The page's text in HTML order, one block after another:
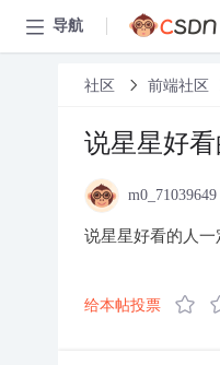
导航
社区 前端社区
说星星好
m0_71039649
说星星好看的人
给本帖投票